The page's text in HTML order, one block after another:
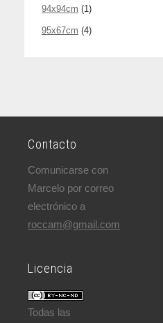
94x94cm (1)
95x67cm (4)
Contacto
Comunicarse con
Marcelo por correo
electrónico a
roccam@gmail.com
Licencia
Todas las